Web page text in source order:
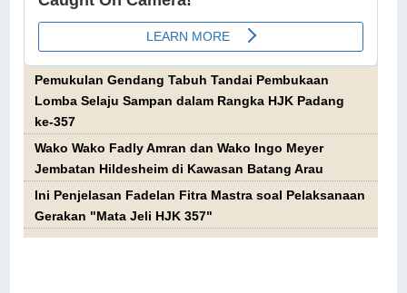
Pemukulan Gendang Tabuh Tandai Pembukaan
Lomba Selaju Sampan dalam Rangka HJK Padang
ke-357
Wako Wako Fadly Amran dan Wako Ingo Meyer
Jembatan Hildesheim di Kawasan Batang Arau
Ini Penjelasan Fadelan Fitra Mastra soal Pelaksanaan
Gerakan "Mata Jeli HJK 357"